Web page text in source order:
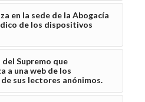
en la sede de la Abogacía
de los dispositivos
Supremo que
a una web de los
sus lectores anónimos.